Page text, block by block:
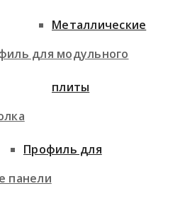
для модульного
панели
Металлические
плиты
Профиль для